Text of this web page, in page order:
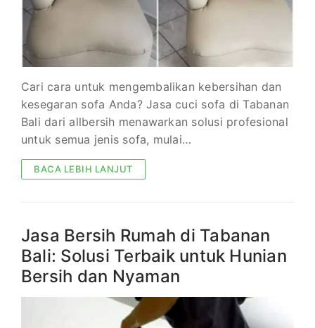
Cari cara untuk mengembalikan kebersihan dan
kesegaran sofa Anda? Jasa cuci sofa di Tabanan
Bali dari allbersih menawarkan solusi profesional
untuk semua jenis sofa, mulai…
BACA LEBIH LANJUT
Jasa Bersih Rumah di Tabanan
Bali: Solusi Terbaik untuk Hunian
Bersih dan Nyaman